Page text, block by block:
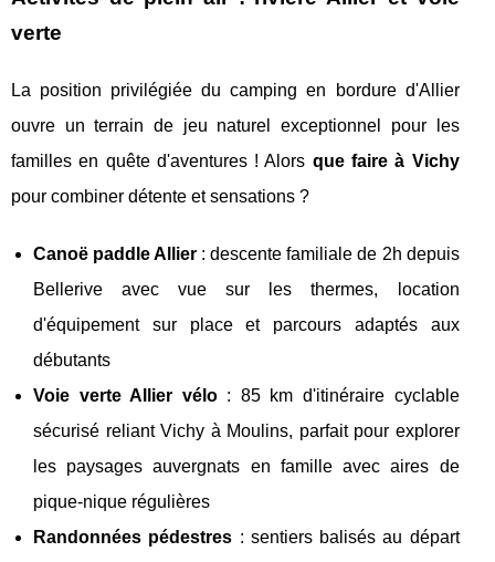
verte
La position privilégiée du camping en bordure d'Allier
ouvre un terrain de jeu naturel exceptionnel pour les
familles en quête d'aventures ! Alors que faire à Vichy
pour combiner détente et sensations ?
Canoë paddle Allier : descente familiale de 2h depuis
Bellerive avec vue sur les thermes, location
d'équipement sur place et parcours adaptés aux
débutants
Voie verte Allier vélo: 85 km d'itinéraire cyclable
sécurisé reliant Vichy à Moulins, parfait pour explorer
les paysages auvergnats en famille avec aires de
pique-nique régulières
Randonnées pédestres : sentiers balisés au départ